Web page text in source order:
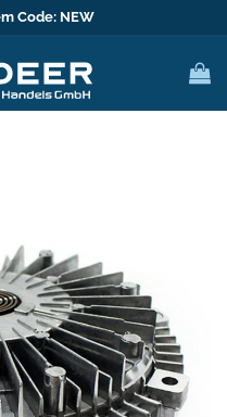
Code: NEW